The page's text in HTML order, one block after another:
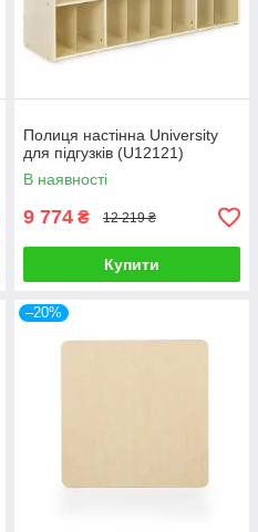
Полиця настінна University
для підгузків (U12121)
В наявності
9 774 ₴ 12 219 ₴
Купити
–20%